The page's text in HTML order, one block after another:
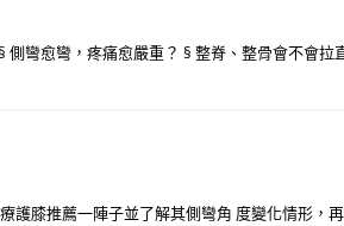
彎愈彎，疼痛愈嚴重？ § 整脊、整骨會不會拉
膝推薦一陣子並了解其側彎角 度變化情形，